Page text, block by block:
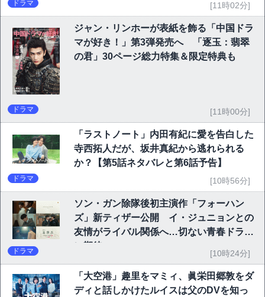
ドラマ [11時02分]
ジャン・リンホーが表紙を飾る「中国ドラ
マが好き！」第3弾発売へ 「逐玉：翡翠
の君」30ページ総力特集＆限定特典も
ドラマ [11時00分]
「ラストノート」内田有紀に愛を告白した
寺西拓人だが、坂井真紀から逃れられる
か？【第5話ネタバレと第6話予告】
ドラマ [10時56分]
ソン・ガン除隊後初主演作「フォーハン
ズ」新ティザー公開 イ・ジュニョンとの
友情がライバル関係へ…切ない青春ドラマ
に期待
ドラマ [10時24分]
「大空港」趣里をマミィ、眞栄田郷敦をダ
ディと話しかけたルイスは父のDVを知っ